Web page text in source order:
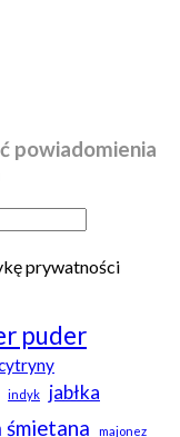
powiadomienia
prywatności
puder
indyk jabłka
śmietana majonez